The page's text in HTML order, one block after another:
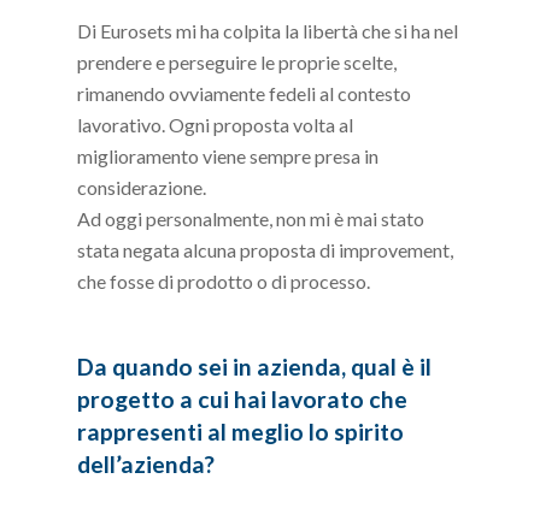
Di Eurosets mi ha colpita la libertà che si ha nel
prendere e perseguire le proprie scelte,
rimanendo ovviamente fedeli al contesto
lavorativo. Ogni proposta volta al
miglioramento viene sempre presa in
considerazione.
Ad oggi personalmente, non mi è mai stato
stata negata alcuna proposta di improvement,
che fosse di prodotto o di processo.
Da quando sei in azienda, qual è il
progetto a cui hai lavorato che
rappresenti al meglio lo spirito
dell’azienda?